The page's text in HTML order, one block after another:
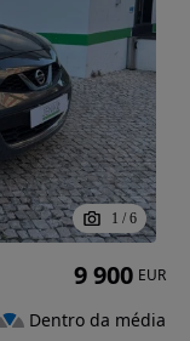
1 / 6
9 900 EUR
Dentro da média